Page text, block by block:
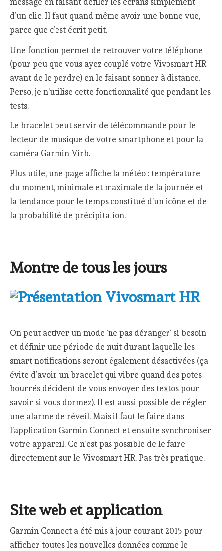
message en faisant défiler les écrans simplement
d’un clic. Il faut quand même avoir une bonne vue,
parce que c’est écrit petit.
Une fonction permet de retrouver votre téléphone
(pour peu que vous ayez couplé votre Vivosmart HR
avant de le perdre) en le faisant sonner à distance.
Perso, je n’utilise cette fonctionnalité que pendant les
tests.
Le bracelet peut servir de télécommande pour le
lecteur de musique de votre smartphone et pour la
caméra Garmin Virb.
Plus utile, une page affiche la météo : température
du moment, minimale et maximale de la journée et
la tendance pour le temps constitué d’un icône et de
la probabilité de précipitation.
Montre de tous les jours
On peut activer un mode ‘ne pas déranger’ si besoin
et définir une période de nuit durant laquelle les
smart notifications seront également désactivées (ça
évite d’avoir un bracelet qui vibre quand des potes
bourrés décident de vous envoyer des textos pour
savoir si vous dormez). Il est aussi possible de régler
une alarme de réveil. Mais il faut le faire dans
l’application Garmin Connect et ensuite synchroniser
votre appareil. Ce n’est pas possible de le faire
directement sur le Vivosmart HR. Pas très pratique.
Site web et application
Garmin Connect a été mis à jour courant 2015 pour
afficher toutes les nouvelles données comme le